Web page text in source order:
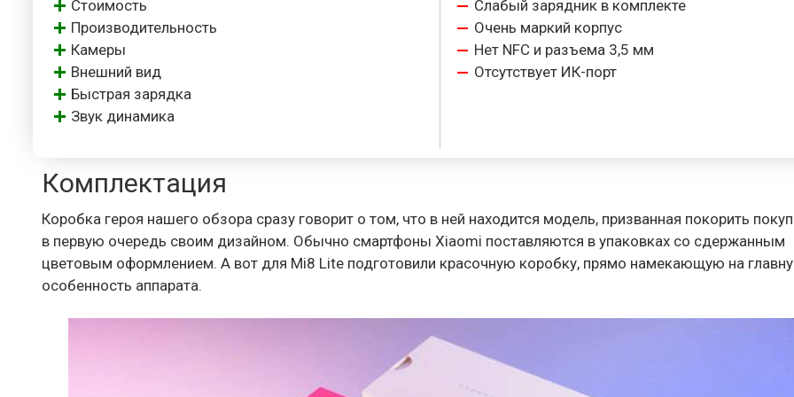
Стоимость
Производительность
Камеры
Внешний вид
Быстрая зарядка
Звук динамика
Слабый зарядник в комплекте
Очень маркий корпус
Нет NFC и разъема 3,5 мм
Отсутствует ИК-порт
Комплектация
Коробка героя нашего обзора сразу говорит о том, что в ней находится модель, призванная покорить
в первую очередь своим дизайном. Обычно смартфоны Xiaomi поставляются в упаковках со сдержанным
цветовым оформлением. А вот для Mi8 Lite подготовили красочную коробку, прямо намекающую на
особенность аппарата.